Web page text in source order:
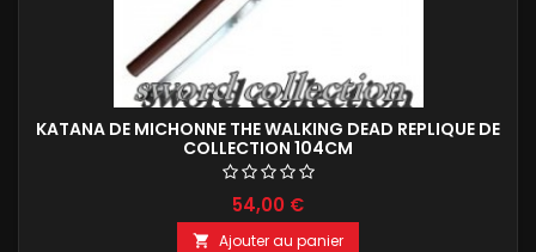
KATANA DE MICHONNE THE WALKING DEAD REPLIQUE DE
COLLECTION 104CM
54,00 €
 Ajouter au panier